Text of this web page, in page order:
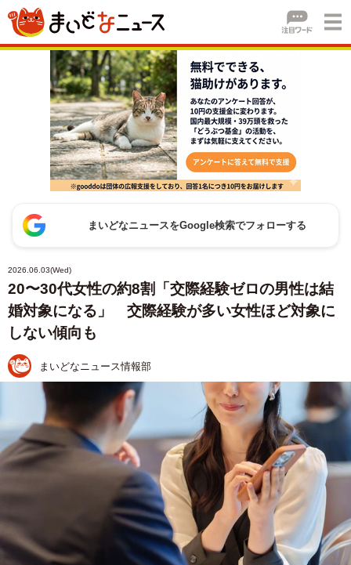
まいどなニュースをGoogle検索でフォローする
2026.06.03(Wed)
20〜30代女性の約8割「交際経験ゼロの男性は結
婚対象になる」 交際経験が多い女性ほど対象に
しない傾向も
まいどなニュース情報部